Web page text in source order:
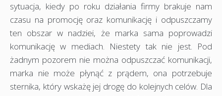
sytuacja, kiedy po roku działania firmy brakuje nam
czasu na promocję oraz komunikację i odpuszczamy
ten obszar w nadziei, że marka sama poprowadzi
komunikację w mediach. Niestety tak nie jest. Pod
żadnym pozorem nie można odpuszczać komunikacji,
marka nie może płynąć z prądem, ona potrzebuje
sternika, który wskażę jej drogę do kolejnych celów. Dla